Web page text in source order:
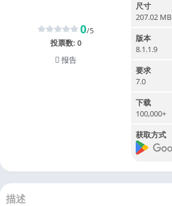
0/5
投票数: 0
报告
尺寸
207.02 MB
版本
8.1.1.9
要求
7.0
下载
100,000+
获取方式
描述